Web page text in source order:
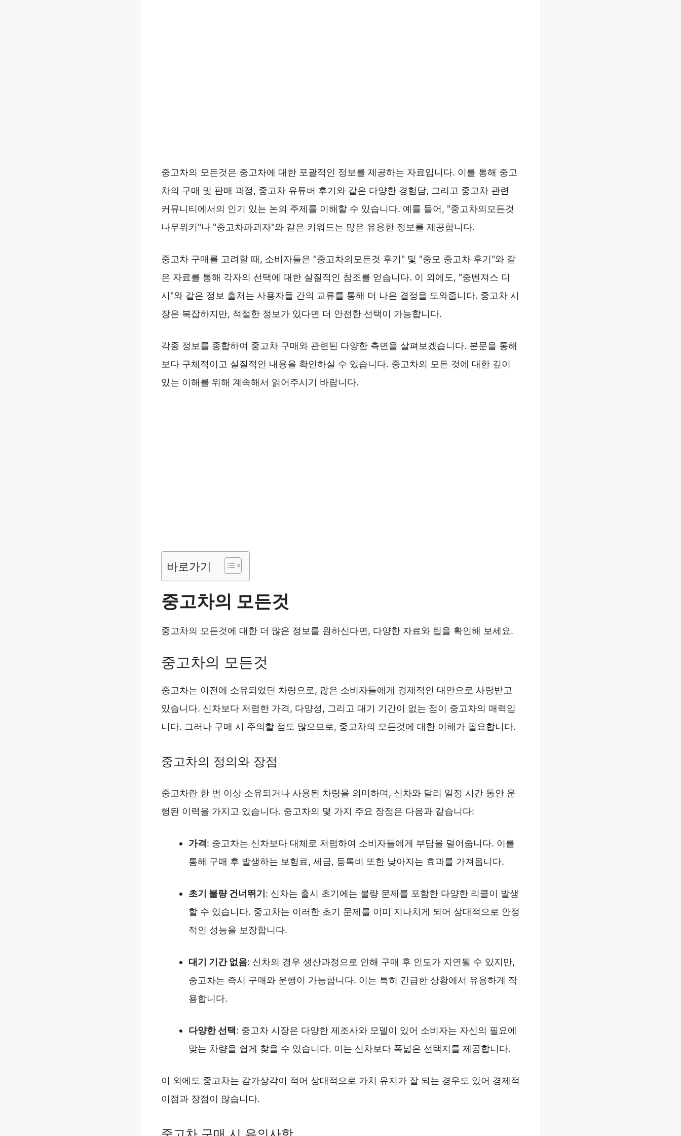
중고차의 모든것은 중고차에 대한 포괄적인 정보를 제공하는 자료입니다. 이를 통해 중고
차의 구매 및 판매 과정, 중고차 유튜버 후기와 같은 다양한 경험담, 그리고 중고차 관련
커뮤니티에서의 인기 있는 논의 주제를 이해할 수 있습니다. 예를 들어, "중고차의모든것
나무위키"나 "중고차파괴자"와 같은 키워드는 많은 유용한 정보를 제공합니다.
중고차 구매를 고려할 때, 소비자들은 "중고차의모든것 후기" 및 "중모 중고차 후기"와 같
은 자료를 통해 각자의 선택에 대한 실질적인 참조를 얻습니다. 이 외에도, "중벤져스 디
시"와 같은 정보 출처는 사용자들 간의 교류를 통해 더 나은 결정을 도와줍니다. 중고차 시
장은 복잡하지만, 적절한 정보가 있다면 더 안전한 선택이 가능합니다.
각종 정보를 종합하여 중고차 구매와 관련된 다양한 측면을 살펴보겠습니다. 본문을 통해
보다 구체적이고 실질적인 내용을 확인하실 수 있습니다. 중고차의 모든 것에 대한 깊이
있는 이해를 위해 계속해서 읽어주시기 바랍니다.
바로가기
중고차의 모든것
중고차의 모든것에 대한 더 많은 정보를 원하신다면, 다양한 자료와 팁을 확인해 보세요.
중고차의 모든것
중고차는 이전에 소유되었던 차량으로, 많은 소비자들에게 경제적인 대안으로 사랑받고
있습니다. 신차보다 저렴한 가격, 다양성, 그리고 대기 기간이 없는 점이 중고차의 매력입
니다. 그러나 구매 시 주의할 점도 많으므로, 중고차의 모든것에 대한 이해가 필요합니다.
중고차의 정의와 장점
중고차란 한 번 이상 소유되거나 사용된 차량을 의미하며, 신차와 달리 일정 시간 동안 운
행된 이력을 가지고 있습니다. 중고차의 몇 가지 주요 장점은 다음과 같습니다:
가격: 중고차는 신차보다 대체로 저렴하여 소비자들에게 부담을 덜어줍니다. 이를
통해 구매 후 발생하는 보험료, 세금, 등록비 또한 낮아지는 효과를 가져옵니다.
초기 불량 건너뛰기: 신차는 출시 초기에는 불량 문제를 포함한 다양한 리콜이 발생
할 수 있습니다. 중고차는 이러한 초기 문제를 이미 지나치게 되어 상대적으로 안정
적인 성능을 보장합니다.
대기 기간 없음: 신차의 경우 생산과정으로 인해 구매 후 인도가 지연될 수 있지만,
중고차는 즉시 구매와 운행이 가능합니다. 이는 특히 긴급한 상황에서 유용하게 작
용합니다.
다양한 선택: 중고차 시장은 다양한 제조사와 모델이 있어 소비자는 자신의 필요에
맞는 차량을 쉽게 찾을 수 있습니다. 이는 신차보다 폭넓은 선택지를 제공합니다.
이 외에도 중고차는 감가상각이 적어 상대적으로 가치 유지가 잘 되는 경우도 있어 경제적
이점과 장점이 많습니다.